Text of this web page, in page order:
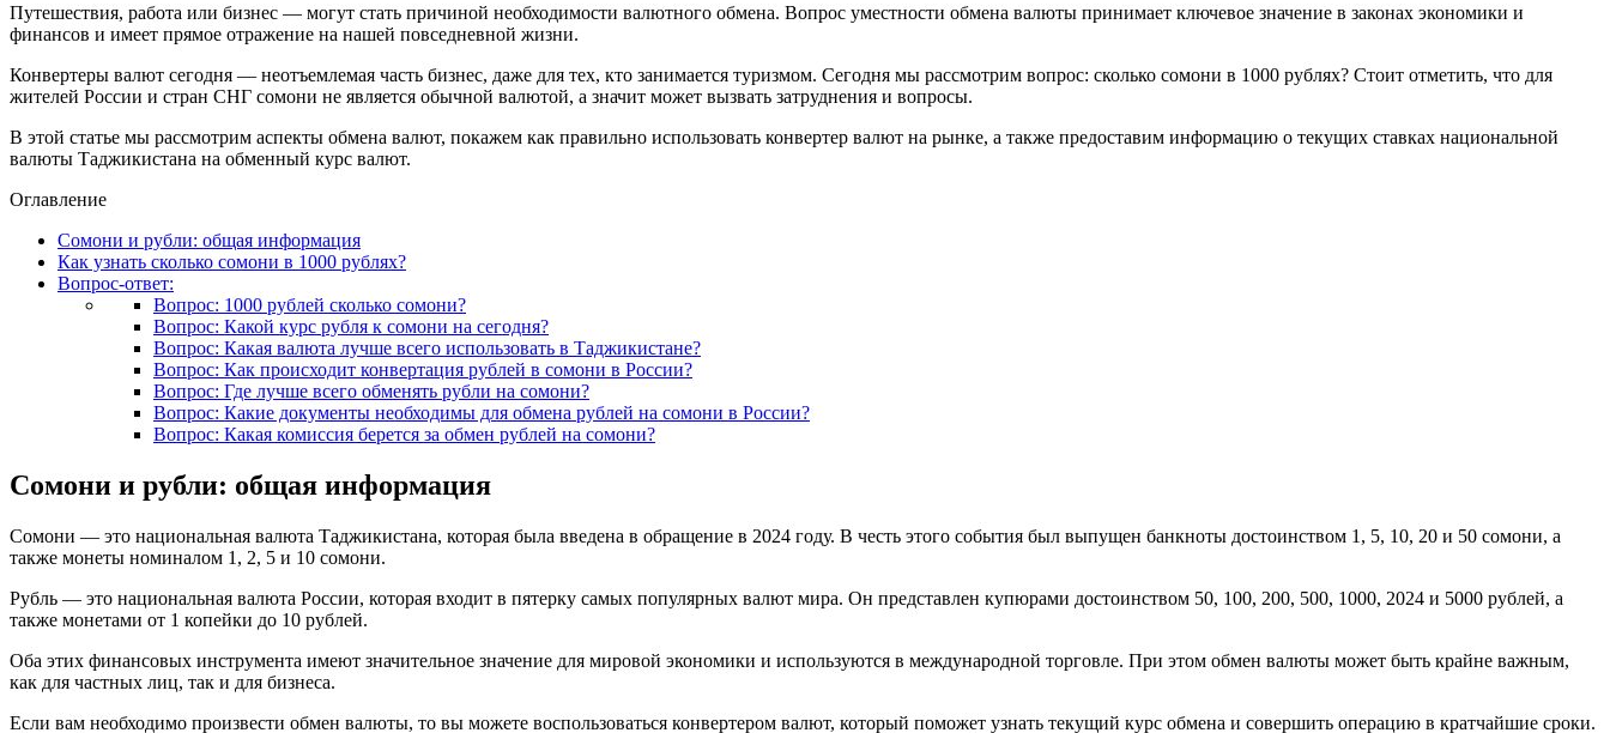
Путешествия, работа или бизнес — могут стать причиной необходимости валютного обмена. Вопрос уместности обмена валюты принимает ключевое значение в законах экономики и
финансов и имеет прямое отражение на нашей повседневной жизни.
Конвертеры валют сегодня — неотъемлемая часть бизнес, даже для тех, кто занимается туризмом. Сегодня мы рассмотрим вопрос: сколько сомони в 1000 рублях? Стоит отметить, что для
жителей России и стран СНГ сомони не является обычной валютой, а значит может вызвать затруднения и вопросы.
В этой статье мы рассмотрим аспекты обмена валют, покажем как правильно использовать конвертер валют на рынке, а также предоставим информацию о текущих ставках национальной
валюты Таджикистана на обменный курс валют.
Оглавление
Сомони и рубли: общая информация
Как узнать сколько сомони в 1000 рублях?
Вопрос-ответ:
Вопрос: 1000 рублей сколько сомони?
Вопрос: Какой курс рубля к сомони на сегодня?
Вопрос: Какая валюта лучше всего использовать в Таджикистане?
Вопрос: Как происходит конвертация рублей в сомони в России?
Вопрос: Где лучше всего обменять рубли на сомони?
Вопрос: Какие документы необходимы для обмена рублей на сомони в России?
Вопрос: Какая комиссия берется за обмен рублей на сомони?
Сомони и рубли: общая информация
Сомони — это национальная валюта Таджикистана, которая была введена в обращение в 2024 году. В честь этого события был выпущен банкноты достоинством 1, 5, 10, 20 и 50 сомони, а
также монеты номиналом 1, 2, 5 и 10 сомони.
Рубль — это национальная валюта России, которая входит в пятерку самых популярных валют мира. Он представлен купюрами достоинством 50, 100, 200, 500, 1000, 2024 и 5000 рублей, а
также монетами от 1 копейки до 10 рублей.
Оба этих финансовых инструмента имеют значительное значение для мировой экономики и используются в международной торговле. При этом обмен валюты может быть крайне важным,
как для частных лиц, так и для бизнеса.
Если вам необходимо произвести обмен валюты, то вы можете воспользоваться конвертером валют, который поможет узнать текущий курс обмена и совершить операцию в кратчайшие сроки.